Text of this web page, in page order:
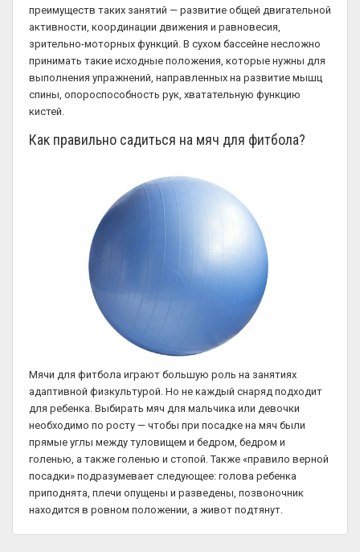
преимуществ таких занятий — развитие общей двигательной
активности, координации движения и равновесия,
зрительно-моторных функций. В сухом бассейне несложно
принимать такие исходные положения, которые нужны для
выполнения упражнений, направленных на развитие мышц
спины, опороспособность рук, хватательную функцию
кистей.
Как правильно садиться на мяч для фитбола?
Мячи для фитбола играют большую роль на занятиях
адаптивной физкультурой. Но не каждый снаряд подходит
для ребенка. Выбирать мяч для мальчика или девочки
необходимо по росту — чтобы при посадке на мяч были
прямые углы между туловищем и бедром, бедром и
голенью, а также голенью и стопой. Также «правило верной
посадки» подразумевает следующее: голова ребенка
приподнята, плечи опущены и разведены, позвоночник
находится в ровном положении, а живот подтянут.